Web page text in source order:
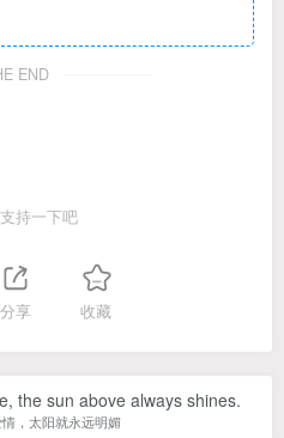
END
持一下吧
分享 收藏
the sun above always shines.
，太阳就永远明媚